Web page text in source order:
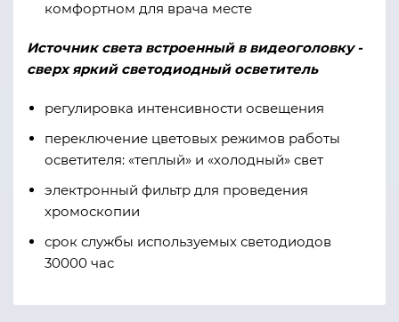
комфортном для врача месте
Источник света встроенный в видеоголовку -
сверх яркий светодиодный осветитель
регулировка интенсивности освещения
переключение цветовых режимов работы
осветителя: «теплый» и «холодный» свет
электронный фильтр для проведения
хромоскопии
срок службы используемых светодиодов
30000 час